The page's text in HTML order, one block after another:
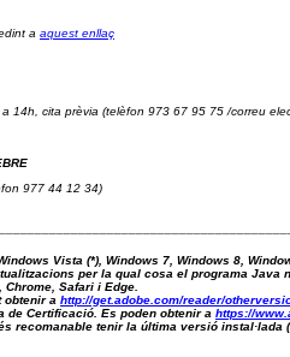
a aquest enllaç
14h, cita prèvia (telèfon 973 67 95 75 /correu
977 44 12 34)
Vista (*), Windows 7, Windows 8,
per la qual cosa el programa Java
Safari i Edge.
obtenir a http://get.adobe.com/reader/
de Certificació. Es poden obtenir a https://
recomanable tenir la última versió